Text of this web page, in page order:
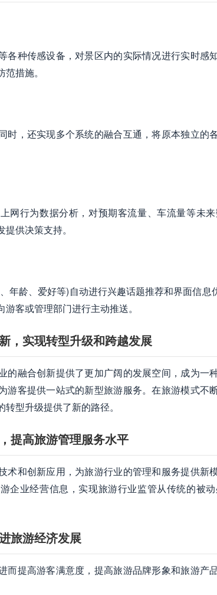
各种传感设备，对景区内的实际情况进行实时感
措施。
时，还实现多个系统的融合互通，将原本独立的
网行为数据分析，对预期客流量、车流量等未
供决策支持。
年龄、爱好等)自动进行兴趣话题推荐和界面信
客或管理部门进行主动推送。
，实现转型升级和跨越发展
的融合创新提供了更加广阔的发展空间，成为一
游客提供一站式的新型旅游服务。在旅游模式不
型升级提供了新的路径。
提高旅游管理服务水平
术和创新应用，为旅游行业的管理和服务提供新
企业经营信息，实现旅游行业监管从传统的被
旅游经济发展
而提高游客满意度，提高旅游品牌形象和旅游产